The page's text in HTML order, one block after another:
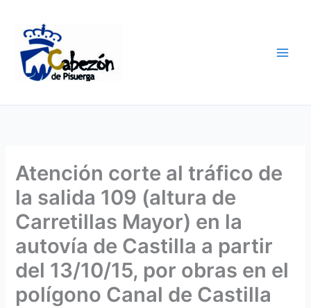
contenido
Atención corte al tráfico de
la salida 109 (altura de
Carretillas Mayor) en la
autovía de Castilla a partir
del 13/10/15, por obras en el
polígono Canal de Castilla